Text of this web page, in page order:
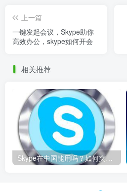
上一篇
一键发起会议，Skype助你
高效办公，skype如何开会
相关推荐
Skype在中国能用吗？如何突破限制畅享全球通话